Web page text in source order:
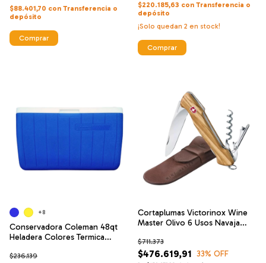
$88.401,70 con Transferencia o
depósito
Comprar
$220.185,63 con Transferencia o
depósito
¡Solo quedan 2 en stock!
Comprar
Conservadora Coleman 48qt
Heladera Colores Termica
$236.139
+8
Cortaplumas Victorinox Wine
Master Olivo 6 Usos Navaja
$476.619,91
$711.373
33% OFF